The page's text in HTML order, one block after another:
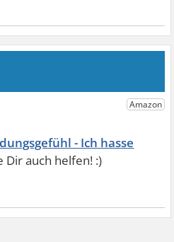
- Ich hasse